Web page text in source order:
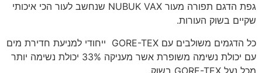
גפת הדגם תפורה מעור NUBUK VAX שנחשב לעור הכי איכותי
שקיים בשוק העורות.
כל הדגמים משולבים עם GORE-TEX ייחודי למניעת חדירת מים
עם יכולת נשימה משופרת אשר מעניקה 33% יכולת נשימה יותר
מכל נעל GORE-TEX בשוק.